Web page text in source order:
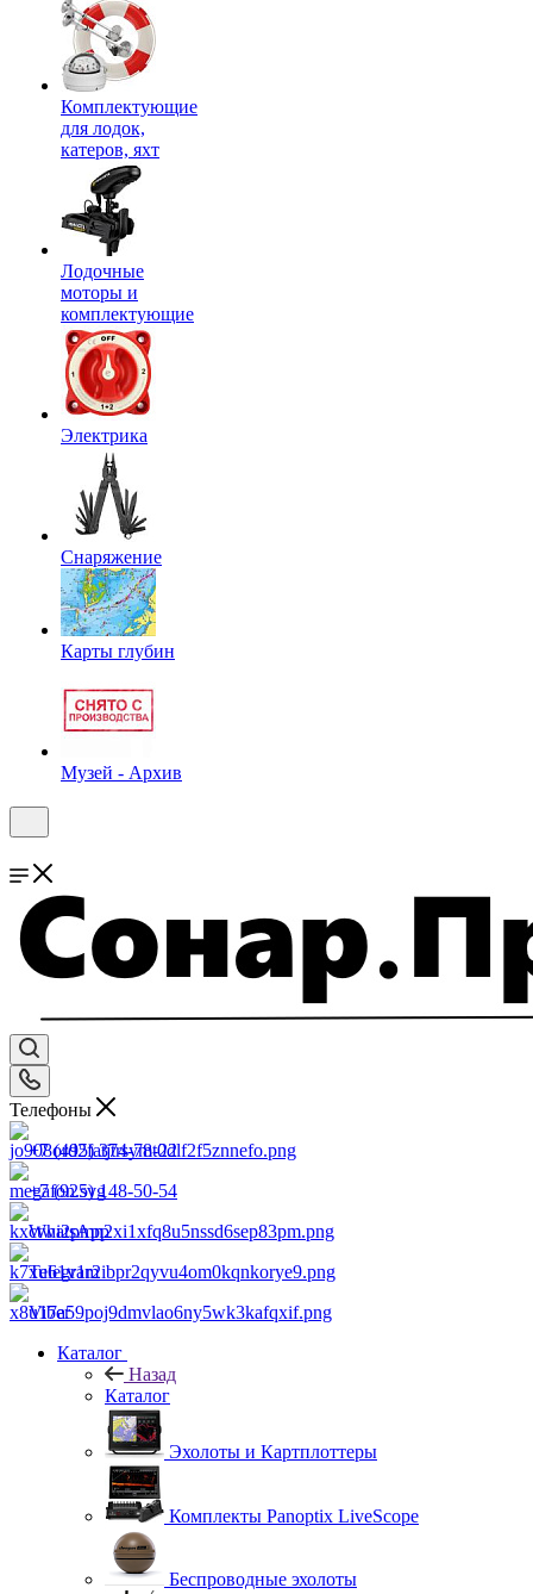
Комплектующие
для лодок,
катеров, яхт
Лодочные
моторы и
комплектующие
Электрика
Снаряжение
Карты глубин
Музей - Архив
Телефоны
+7 (495) 374-78-22
+7 (925) 148-50-54
WhatsApp
Telegram
Viber
Каталог
Назад
Каталог
Эхолоты и Картплоттеры
Комплекты Panoptix LiveScope
Беспроводные эхолоты